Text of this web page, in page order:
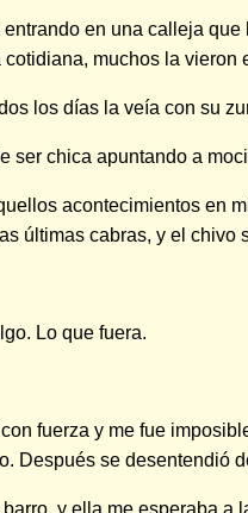
en una calleja
muchos la
los días la veía con su
ser chica apuntando a
acontecimientos en
últimas cabras, y el chivo
Lo que fuera.
fuerza y me fue
Después se desentendió